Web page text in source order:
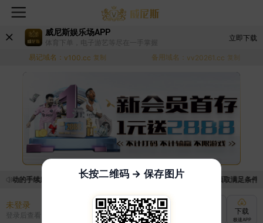
威尼斯娱乐场APP
体育下单，电子游艺等尽在一手掌握
立即下载
易记域名： v100.cc 复制 备用域名： vv20261.cc 复制
活动的手续麻烦，已新增优惠系统，现在可以前往【福利中心】界面领取满足条
未登录
登录后查看 充值
快速到账
下载
极速APP
长按二维码 → 保存图片